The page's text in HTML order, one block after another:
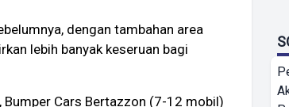
dengan tambahan area
lebih banyak keseruan bagi
Cars Bertazzon (7-12 mobil)